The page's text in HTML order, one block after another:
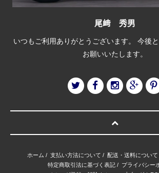
尾﨑 秀男
いつもご利用ありがとうございます。 今後
お願いいたします。
ホーム / 支払い方法について / 配送・送料について
特定商取引法に基づく表記/ プライバシー